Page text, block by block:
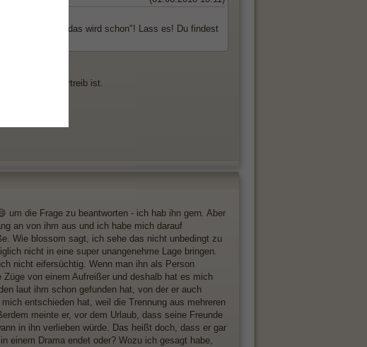
Motto, "hey, das wird schon"! Lass es! Du findest
dich ein Zeitvertreib ist.
um die Frage zu beantworten - ich hab ihn gern. Aber
an von ihm aus und ich habe mich darauf
Wie blossom sagt, ich sehe das nicht unbedingt zu
nicht in eine super unangenehme Lage bringen.
nicht eifersüchtig. Wenn man ihn als Person
von einem Aufreißer und deshalb hat es mich
laut ihm schon gefunden hat, von der er auch
entschieden hat, weil die Trennung aus mehreren
meinte er, vor dem Urlaub, dass seine Freunde
in ihn verlieben würde. Das heißt doch, dass er gar
einem Drama endet oder? Wozu ich gesagt habe,